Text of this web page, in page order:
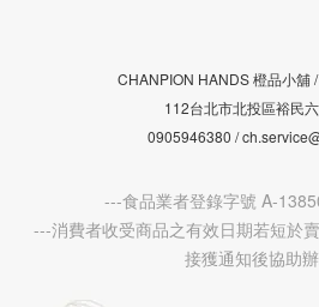
CHANPION HANDS 橙品小舖 /
112台北市北投區裕民
0905946380 /
---食品業者登錄字號 A-
---消費者收受商品之有效日期若短於
接獲通知後協助辦